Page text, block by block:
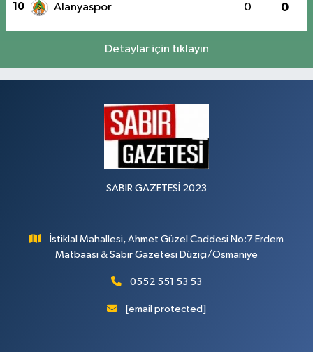
10 Alanyaspor 0 0
Detaylar için tıklayın
SABIR GAZETESİ 2023
İstiklal Mahallesi, Ahmet Güzel Caddesi No:7 Erdem
Matbaası & Sabır Gazetesi Düziçi/Osmaniye
0552 551 53 53
[email protected]